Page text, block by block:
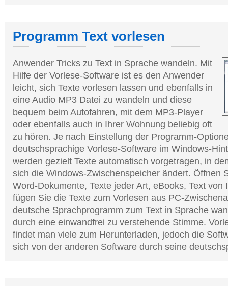
Programm Text vorlesen
Anwender Tricks zu Text in Sprache wandeln. Mit
Hilfe der Vorlese-Software ist es den Anwender
leicht, sich Texte vorlesen lassen und ebenfalls in
eine Audio MP3 Datei zu wandeln und diese
bequem beim Autofahren, mit dem MP3-Player
oder ebenfalls auch in Ihrer Wohnung beliebig oft
zu hören. Je nach Einstellung der Programm-
deutschsprachige Vorlese-Software im Windows-
werden gezielt Texte automatisch vorgetragen, in
sich die Windows-Zwischenspeicher ändert. Öffnen
Word-Dokumente, Texte jeder Art, eBooks, Text von
fügen Sie die Texte zum Vorlesen aus PC-
deutsche Sprachprogramm zum Text in Sprache
durch eine einwandfrei zu verstehende Stimme.
findet man viele zum Herunterladen, jedoch die
sich von der anderen Software durch seine